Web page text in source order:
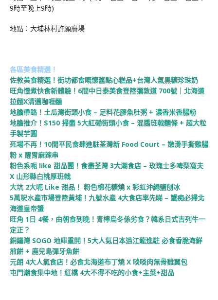
9時至晚上9時)
地點：大埔林村許願廣場
各區美食精選！
佐敦美食精選！街坊都食嘅懷舊點心糕品+台灣人氣黑糖珍珠奶
旺角慢煮快食新體驗！6間中日泰美食登陸彌敦道 700號｜北海道
拉麵X清邁咖喱麵
地膽帶路！土瓜灣街頭小食 – 足料花膠魚肚粥 + 濃香米香腸粉
地膽推介！$150 掃盡 5大紅磡街頭小食 – 混醬班戟麵條 + 超大粒
手製芋圓
死場不再！10間平民食肆進駐荃灣新 Food Court – 嫩滑手撕雞腸
粉 x 醒胃麻辣串
粉色系呃 like 甜品團！食盡荃灣 3大潮食店 – 玫瑰士多啤梨窩夫
X 山形縣白桃厚班戟
大坑 2大呃 Like 甜品！ 粉色棉花糖燒 x 彩虹沖繩鹽刨冰
5萬呎水產市場登陸黃埔！九號水產 4大食店率先睇 – 蟹痴必掃北
海道皇帝蟹
旺角 1日 4餐，由朝食到晚！青檸烏冬係劣食？韓系日式吉列牛一
定正？
銅鑼灣 SOGO 地庫重開！5大人氣日本過江龍進駐 必食香脆海鮮
煎餅 + 鹿兒島彈牙魚餅
元朗 4大人氣食店！必食北海道布丁燒 X 啖啖肉無骨雞翼包
屯門潮食集中地！紅橋 4大不得不吃的小食+主菜+甜品